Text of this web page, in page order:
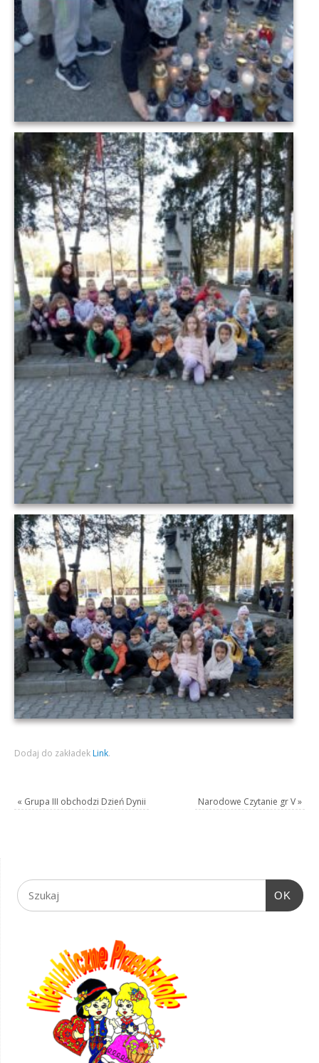
Dodaj do zakładek Link.
« Grupa III obchodzi Dzień Dynii Narodowe Czytanie gr V»
OK